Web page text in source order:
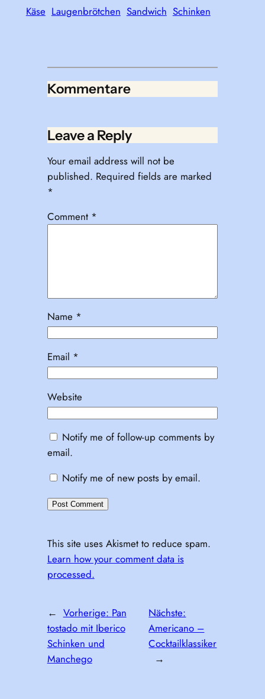
Käse Laugenbrötchen Sandwich Schinken
Kommentare
Leave a Reply
Your email address will not be
published. Required fields are marked
*
Comment *
Name *
Email *
Website
Notify me of follow-up comments by
email.
Notify me of new posts by email.
This site uses Akismet to reduce spam.
Learn how your comment data is
processed.
← Vorherige: Pan
tostado mit Iberico
Schinken und
Manchego
Nächste:
Americano –
Cocktailklassiker
→